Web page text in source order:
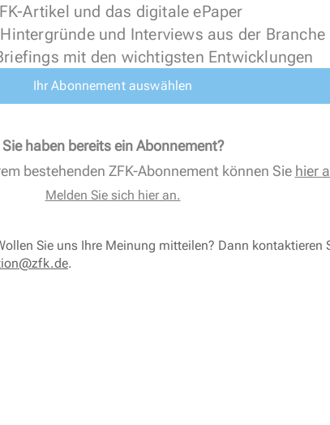
Artikel und das digitale ePaper
und Interviews aus der Branche
mit den wichtigsten Entwicklungen
Ihr Abonnement auswählen
Sie haben bereits ein Abonnement?
bestehenden ZFK-Abonnement können Sie hier
Melden Sie sich hier an.
Sie uns Ihre Meinung mitteilen? Dann kontaktieren
.